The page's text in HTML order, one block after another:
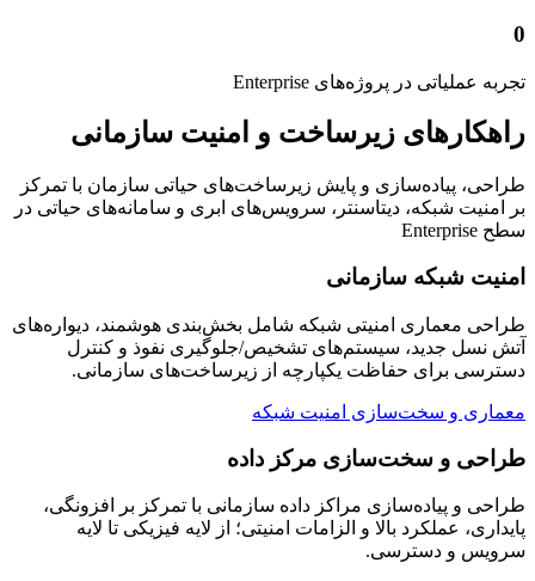
0
تجربه عملیاتی در پروژه‌های Enterprise
راهکارهای زیرساخت و امنیت سازمانی
طراحی، پیاده‌سازی و پایش زیرساخت‌های حیاتی سازمان با تمرکز
بر امنیت شبکه، دیتاسنتر، سرویس‌های ابری و سامانه‌های حیاتی در
سطح Enterprise
امنیت شبکه سازمانی
طراحی معماری امنیتی شبکه شامل بخش‌بندی هوشمند، دیواره‌های
آتش نسل جدید، سیستم‌های تشخیص/جلوگیری نفوذ و کنترل
دسترسی برای حفاظت یکپارچه از زیرساخت‌های سازمانی.
معماری و سخت‌سازی امنیت شبکه
طراحی و سخت‌سازی مرکز داده
طراحی و پیاده‌سازی مراکز داده سازمانی با تمرکز بر افزونگی،
پایداری، عملکرد بالا و الزامات امنیتی؛ از لایه فیزیکی تا لایه
سرویس و دسترسی.